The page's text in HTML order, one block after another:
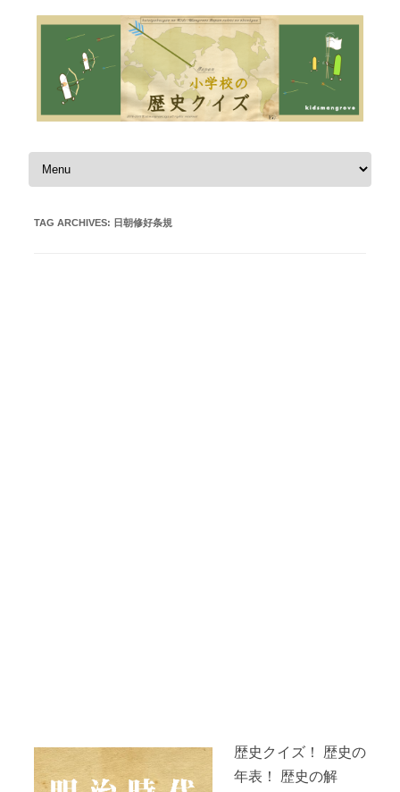
Skip to content
TAG ARCHIVES: 日朝修好条規
歴史クイズ！ 歴史の
年表！ 歴史の解